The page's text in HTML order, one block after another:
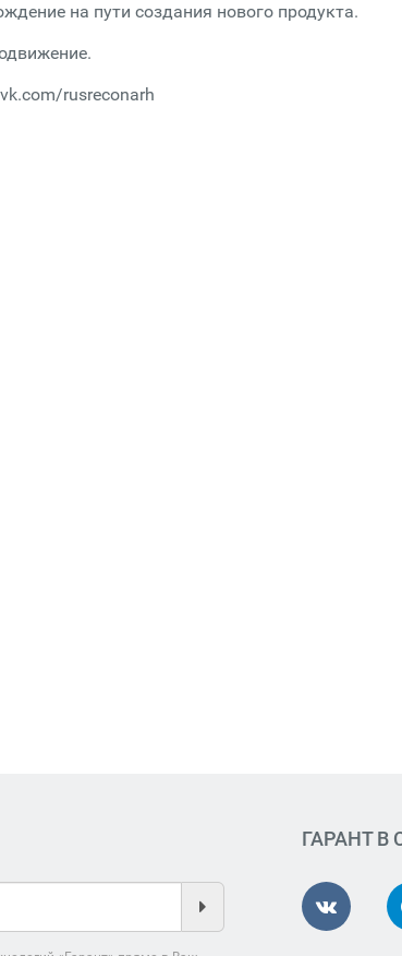
на пути создания нового продукта.
rusreconarh
ГАРАНТ В